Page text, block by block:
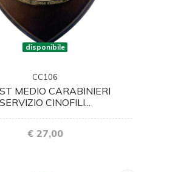
disponibile
CC106
MEDIO CARABINIERI
SERVIZIO CINOFILI...
€ 27,00